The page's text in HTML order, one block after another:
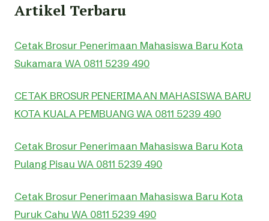
Artikel Terbaru
Cetak Brosur Penerimaan Mahasiswa Baru Kota
Sukamara WA 0811 5239 490
CETAK BROSUR PENERIMAAN MAHASISWA BARU
KOTA KUALA PEMBUANG WA 0811 5239 490
Cetak Brosur Penerimaan Mahasiswa Baru Kota
Pulang Pisau WA 0811 5239 490
Cetak Brosur Penerimaan Mahasiswa Baru Kota
Puruk Cahu WA 0811 5239 490